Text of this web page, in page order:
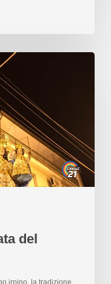
del
irpino, la tradizione